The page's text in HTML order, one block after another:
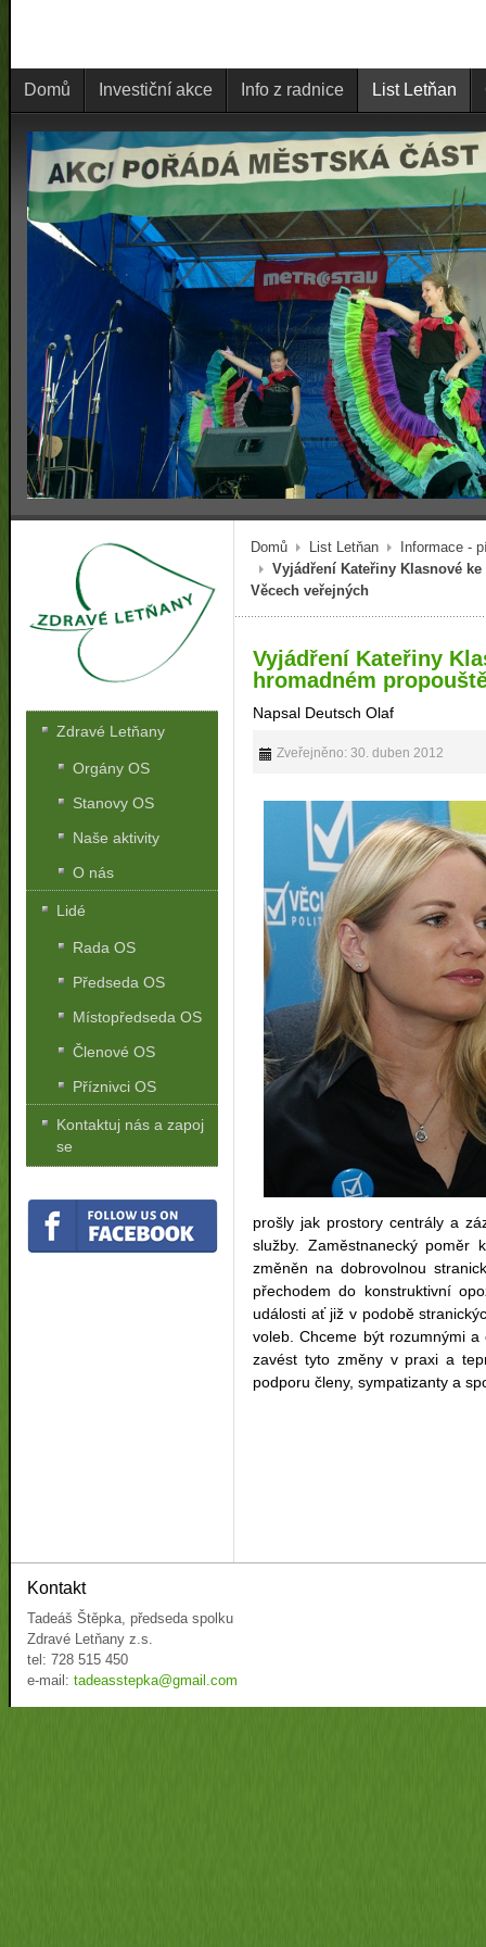
Domů Investiční akce Info z radnice List Letňan
Domů List Letňan
Informace -
Vyjádření Kateřiny Klasnové
Věcech veřejných
Vyjádření Kateřiny
hromadném
Napsal Deutsch Olaf
Zveřejněno: 30. duben 2012
prošly jak prostory centrály a
služby. Zaměstnanecký poměr
změněn na dobrovolnou
přechodem do konstruktivní
události ať již v podobě
voleb. Chceme být rozumnými
zavést tyto změny v praxi a
podporu členy, sympatizanty a
Zdravé Letňany
Orgány OS
Stanovy OS
Naše aktivity
O nás
Lidé
Rada OS
Předseda OS
Místopředseda OS
Členové OS
Příznivci OS
Kontaktuj nás a zapoj
se
Kontakt
Tadeáš Štěpka, předseda spolku
Zdravé Letňany z.s.
tel: 728 515 450
e-mail: tadeasstepka@gmail.com